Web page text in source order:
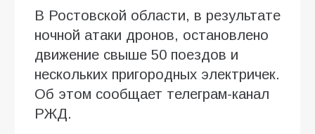
В Ростовской области, в результате
ночной атаки дронов, остановлено
движение свыше 50 поездов и
нескольких пригородных электричек.
Об этом сообщает телеграм-канал
РЖД.